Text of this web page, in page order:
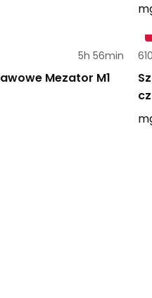
5h 56min
Mezator M1